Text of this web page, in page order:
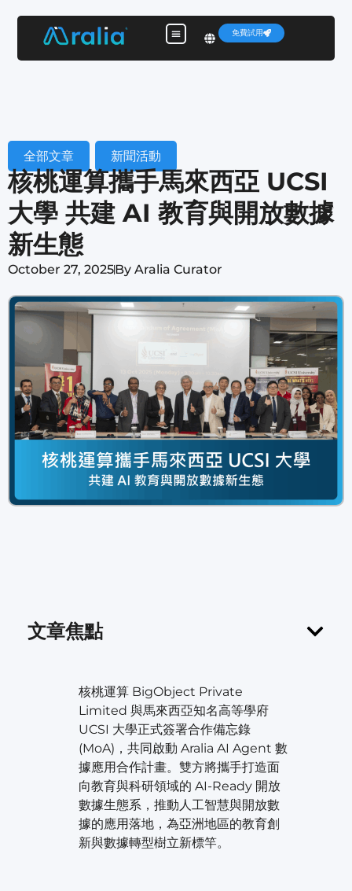
免費試用
全部文章 新聞活動
核桃運算攜手馬來西亞 UCSI
大學 共建 AI 教育與開放數據
新生態
October 27, 2025By Aralia Curator
文章焦點
核桃運算 BigObject Private
Limited 與馬來西亞知名高等學府
UCSI 大學正式簽署合作備忘錄
(MoA)，共同啟動 Aralia AI Agent 數
據應用合作計畫。雙方將攜手打造面
向教育與科研領域的 AI-Ready 開放
數據生態系，推動人工智慧與開放數
據的應用落地，為亞洲地區的教育創
新與數據轉型樹立新標竿。